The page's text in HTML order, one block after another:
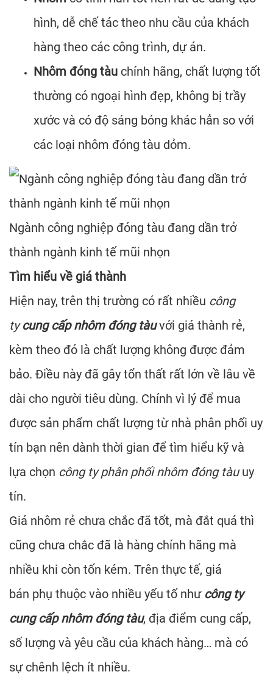
hình, dễ chế tác theo nhu cầu của khách
hàng theo các công trình, dự án.
Nhôm đóng tàu chính hãng, chất lượng tốt
thường có ngoại hình đẹp, không bị trầy
xước và có độ sáng bóng khác hẳn so với
các loại nhôm đóng tàu dỏm.
Ngành công nghiệp đóng tàu đang dần trở
thành ngành kinh tế mũi nhọn
Tìm hiểu về giá thành
Hiện nay, trên thị trường có rất nhiều công
tycung cấp nhôm đóng tàuvới giá thành rẻ,
kèm theo đó là chất lượng không được đảm
bảo. Điều này đã gây tổn thất rất lớn về lâu về
dài cho người tiêu dùng. Chính vì lý để mua
được sản phẩm chất lượng từ nhà phân phối uy
tín bạn nên dành thời gian để tìm hiểu kỹ và
lựa chọn công ty phân phối nhôm đóng tàuuy
tín.
Giá nhôm rẻ chưa chắc đã tốt, mà đắt quá thì
cũng chưa chắc đã là hàng chính hãng mà
nhiều khi còn tốn kém. Trên thực tế, giá
bán phụ thuộc vào nhiều yếu tố như công ty
cung cấp nhôm đóng tàu, địa điểm cung cấp,
số lượng và yêu cầu của khách hàng… mà có
sự chênh lệch ít nhiều.